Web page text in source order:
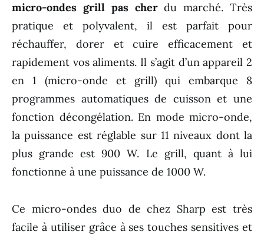
micro-ondes grill pas cherdu marché. Très
pratique et polyvalent, il est parfait pour
réchauffer, dorer et cuire efficacement et
rapidement vos aliments. Il s’agit d’un appareil 2
en 1 (micro-onde et grill) qui embarque 8
programmes automatiques de cuisson et une
fonction décongélation. En mode micro-onde,
la puissance est réglable sur 11 niveaux dont la
plus grande est 900 W. Le grill, quant à lui
fonctionne à une puissance de 1000 W.
Ce micro-ondes duo de chez Sharp est très
facile à utiliser grâce à ses touches sensitives et